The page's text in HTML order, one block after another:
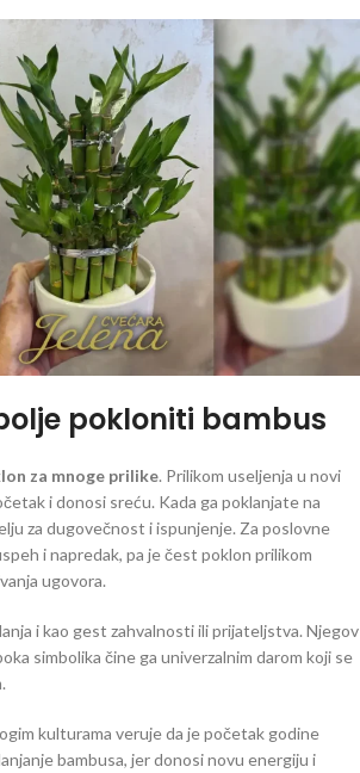
pokloniti bambus
za mnoge prilike. Prilikom useljenja u novi
i donosi sreću. Kada ga poklanjate na
za dugovečnost i ispunjenje. Za poslovne
i napredak, pa je čest poklon prilikom
ugovora.
i kao gest zahvalnosti ili prijateljstva. Njegov
simbolika čine ga univerzalnim darom koji se
kulturama veruje da je početak godine
bambusa, jer donosi novu energiju i